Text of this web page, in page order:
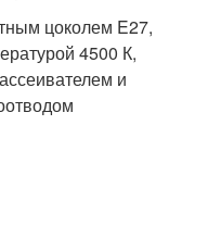
цоколем E27,
4500 К,
и